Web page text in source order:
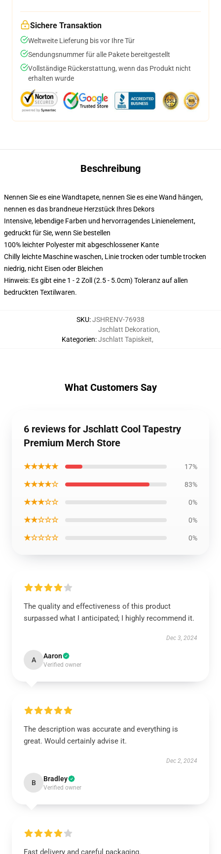
Sichere Transaktion
Weltweite Lieferung bis vor Ihre Tür
Sendungsnummer für alle Pakete bereitgestellt
Vollständige Rückerstattung, wenn das Produkt nicht
erhalten wurde
Beschreibung
Nennen Sie es eine Wandtapete, nennen Sie es eine Wand hängen,
nennen es das brandneue Herzstück Ihres Dekors
Intensive, lebendige Farben und hervorragendes Linienelement,
gedruckt für Sie, wenn Sie bestellen
100% leichter Polyester mit abgeschlossener Kante
Chilly leichte Maschine waschen, Linie trocken oder tumble trocken
niedrig, nicht Eisen oder Bleichen
Hinweis: Es gibt eine 1 - 2 Zoll (2.5 - 5.0cm) Toleranz auf allen
bedruckten Textilwaren.
SKU:JSHRENV-76938
Kategorien:
Jschlatt Dekoration,
Jschlatt Tapiskeit,
What Customers Say
6 reviews for Jschlatt Cool Tapestry
Premium Merch Store
★★★★★ 17%
★★★★☆ 83%
★★★☆☆ 0%
★★☆☆☆ 0%
★☆☆☆☆ 0%
The quality and effectiveness of this product
surpassed what I anticipated; I highly recommend it.
Dec 3, 2024
A Aaron
Verified owner
The description was accurate and everything is
great. Would certainly advise it.
Dec 2, 2024
B Bradley
Verified owner
Fast delivery and careful packaging.